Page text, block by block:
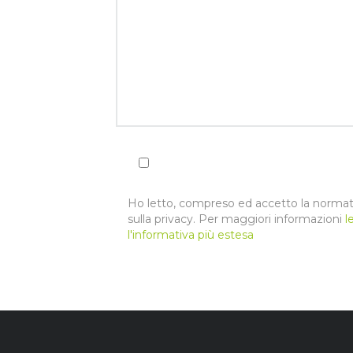
Ho letto, compreso ed accetto la
sulla privacy. Per maggiori informazioni
l'informativa più estesa